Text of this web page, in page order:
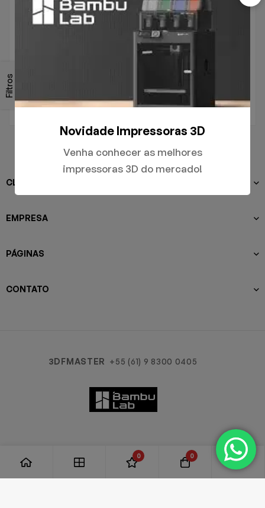
Filtros
CLIENTES
EMPRESA
PÁGINAS
CONTATO
3DFMASTER +55 (61) 9 8300 0405
Novidade Impressoras 3D
Venha conhecer as melhores
impressoras 3D do mercado!
0 0